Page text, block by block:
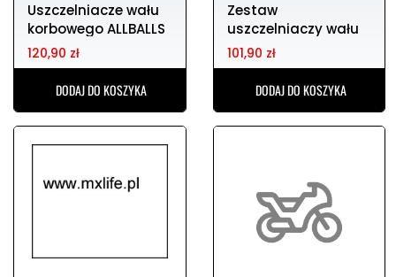
Uszczelniacze wału
korbowego ALLBALLS
HUSABERG te
120,90 zł
DODAJ DO KOSZYKA
Zestaw
uszczelniaczy wału
korbowego rm250
05-06
101,90 zł
DODAJ DO KOSZYKA